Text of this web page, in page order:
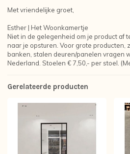
Met vriendelijke groet,
Esther | Het Woonkamertje
Niet in de gelegenheid om je product af
naar je opsturen. Voor grote producten,
banken, stalen deuren/panelen vragen
Nederland. Stoelen € 7,50,- per stoel.
Gerelateerde producten